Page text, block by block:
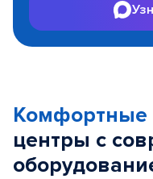
Комфортные
центры с